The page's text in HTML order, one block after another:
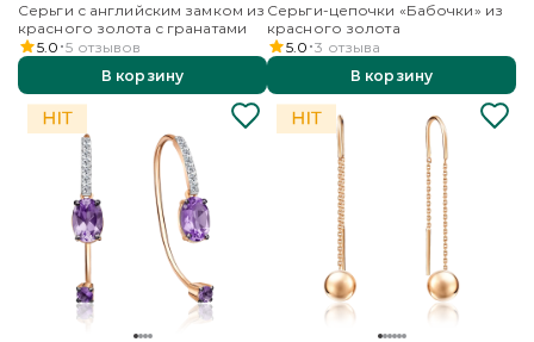
Серьги с английским замком из
красного золота с гранатами
5.0 5 отзывов
В корзину
Серьги-цепочки «Бабочки» из
красного золота
5.0 3 отзыва
В корзину